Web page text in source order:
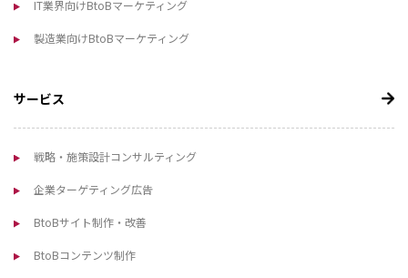
IT業界向けBtoBマーケティング
製造業向けBtoBマーケティング
サービス
戦略・施策設計コンサルティング
企業ターゲティング広告
BtoBサイト制作・改善
BtoBコンテンツ制作